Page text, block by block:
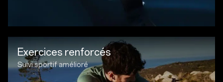
Exercices renforcés
Suivi sportif amélioré